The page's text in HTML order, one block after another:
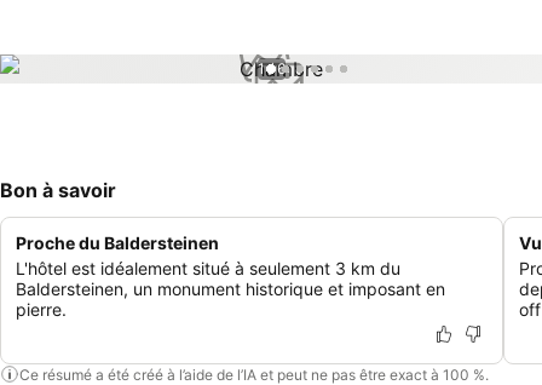
1 / 6
Bon à savoir
Proche du Baldersteinen
L'hôtel est idéalement situé à seulement 3 km du
Baldersteinen, un monument historique et imposant en
pierre.
Ce résumé a été créé à l’aide de l’IA et peut ne pas être exact à 100 %.